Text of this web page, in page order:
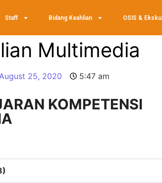
Staff Bidang Keahlian OSIS & Ekskul
Multimedia
25, 2020 5:47 am
KOMPETENSI